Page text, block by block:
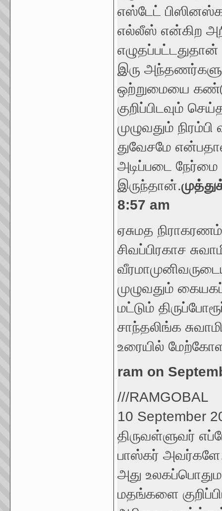
எஸ்டேட்
எல்லீஸ் என்கிற
இரு
ஒற்றுமையை
குறிப்பிடவும்
முழுவதும்
துவேசமே
அடிப்படை
இருந்தான்.
8:57 am
ஏசுமத
சிவப்பிரகாச
முழுவதும்
மட்டும்
சாந்தலிங்க
உரையில்
ram on
///RAMGOBAL
10 September
திருவள்ளுவர்
பாஸ்கர் அவர்களே.
அது
மதங்களை